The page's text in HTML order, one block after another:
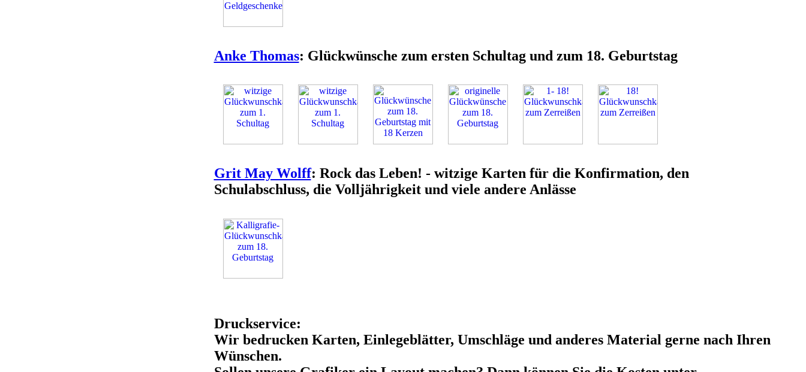
Anke Thomas: Glückwünsche zum ersten Schultag und zum 18. Geburtstag
Grit May Wolff: Rock das Leben! - witzige Karten für die Konfirmation, den
Schulabschluss, die Volljährigkeit und viele andere Anlässe
Druckservice:
Wir bedrucken Karten, Einlegeblätter, Umschläge und anderes Material gerne nach Ihren
Wünschen.